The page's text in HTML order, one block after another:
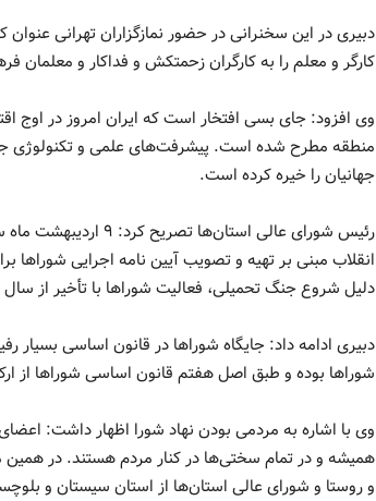
دبیری در این سخنرانی در حضور نمازگزاران تهرانی
کارگر و معلم را به کارگران زحمتکش و فداکار و
وی افزود: جای بسی افتخار است که ایران امروز در اوج
منطقه مطرح شده است. پیشرفت‌های علمی و تکنولوژی
جهانیان را خیره کرده است.
انقلاب مبنی بر تهیه و تصویب آیین نامه اجرایی شوراها
دلیل شروع جنگ تحمیلی، فعالیت شوراها با تأخیر از سال ۱۳۷۸ شروع به کار کردند.
دبیری ادامه داد: جایگاه شوراها در قانون اساسی
شوراها بوده و طبق اصل هفتم قانون اساسی شوراها از
وی با اشاره به مردمی بودن نهاد شورا اظهار داشت:
همیشه و در تمام سختی‌ها در کنار مردم هستند. در
و روستا و شورای عالی استان‌ها از استان سیستان و